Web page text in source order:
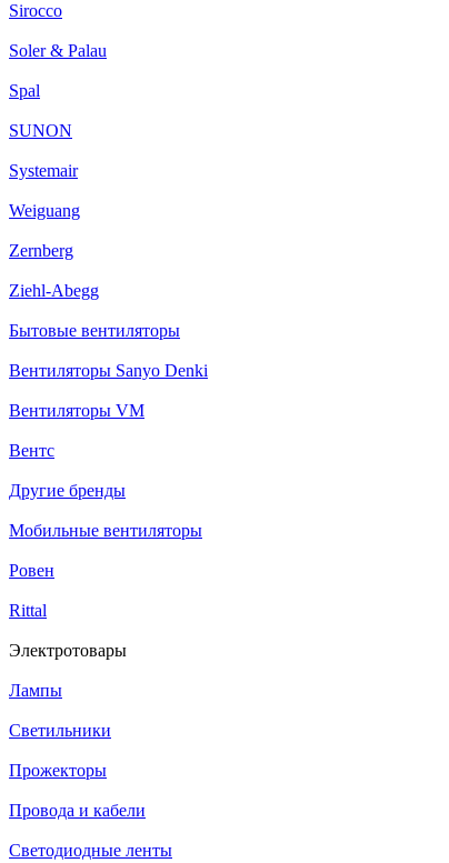
Sirocco
Soler & Palau
Spal
SUNON
Systemair
Weiguang
Zernberg
Ziehl-Abegg
Бытовые вентиляторы
Вентиляторы Sanyo Denki
Вентиляторы VM
Вентс
Другие бренды
Мобильные вентиляторы
Ровен
Rittal
Электротовары
Лампы
Светильники
Прожекторы
Провода и кабели
Светодиодные ленты